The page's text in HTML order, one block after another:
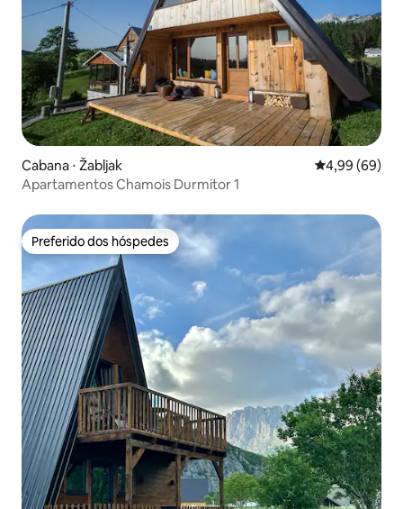
Cabana ⋅ Žabljak 4,99 de uma
4,99 (69)
Apartamentos Chamois Durmitor 1
Preferido dos hóspedes
Preferido dos hóspedes